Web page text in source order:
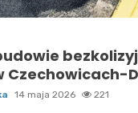
Czechowicach-
14 maja 2026 221